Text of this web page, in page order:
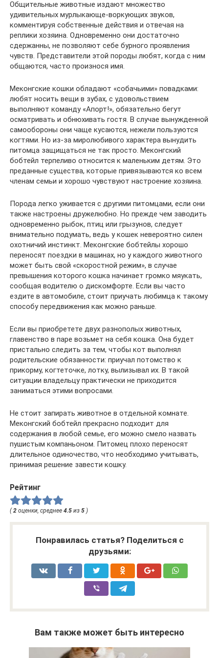
Общительные животные издают множество
удивительных мурлыкающе-воркующих звуков,
комментируя собственные действия и отвечая на
реплики хозяина. Одновременно они достаточно
сдержанны, не позволяют себе бурного проявления
чувств. Представители этой породы любят, когда с ним
общаются, часто произнося имя.
Меконгские кошки обладают «собачьими» повадками:
любят носить вещи в зубах, с удовольствием
выполняют команду «Апорт!», обязательно бегут
осматривать и обнюхивать гостя. В случае вынужденной
самообороны они чаще кусаются, нежели пользуются
когтями. Но из-за миролюбивого характера вынудить
питомца защищаться не так просто. Меконгский
бобтейл терпеливо относится к маленьким детям. Это
преданные существа, которые привязываются ко всем
членам семьи и хорошо чувствуют настроение хозяина.
Порода легко уживается с другими питомцами, если они
также настроены дружелюбно. Но прежде чем заводить
одновременно рыбок, птиц или грызунов, следует
внимательно подумать, ведь у кошек невероятно силен
охотничий инстинкт. Меконгские бобтейлы хорошо
переносят поездки в машинах, но у каждого животного
может быть свой «скоростной режим», в случае
превышения которого кошка начинает громко мяукать,
сообщая водителю о дискомфорте. Если вы часто
ездите в автомобиле, стоит приучать любимца к такому
способу передвижения как можно раньше.
Если вы приобретете двух разнополых животных,
главенство в паре возьмет на себя кошка. Она будет
пристально следить за тем, чтобы кот выполнял
родительские обязанности: приучал потомство к
прикорму, когтеточке, лотку, вылизывал их. В такой
ситуации владельцу практически не приходится
заниматься этими вопросами.
Не стоит запирать животное в отдельной комнате.
Меконгский бобтейл прекрасно подходит для
содержания в любой семье, его можно смело назвать
пушистым компаньоном. Питомец плохо переносят
длительное одиночество, что необходимо учитывать,
принимая решение завести кошку.
Рейтинг
(2 оценки, среднее 4.5 из 5 )
Понравилась статья? Поделиться с
друзьями:
Вам также может быть интересно